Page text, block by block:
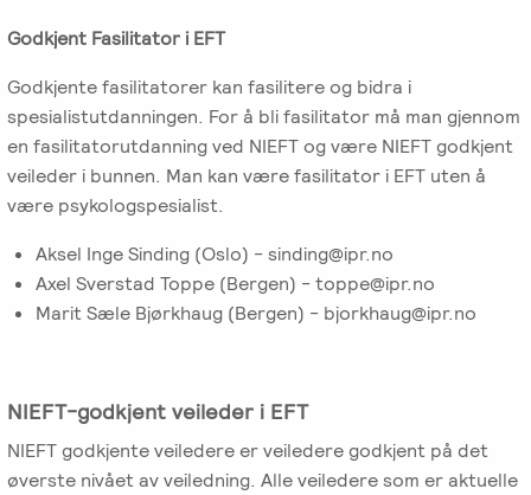
behandling
EFT
-
Spesialistutdanning
for
psykologer
og
leger
EFT
-
Videreutdanning
EFST
-
IPR
Innsikt
Jobb
ved
IPR
Videoer
om
følelser
Ofte
stilte
(EFT)
Sakkyndig
arbeid
Forskning
Veiledning
i
EFT
behandling
Adopsjonsrapport
Om
Institutt
for
Emosjonsfokusert
Terapi
(NIEFT)
Bli
medlem
terapeuter
Godkjent Fasilitator i EFT
Godkjente fasilitatorer kan fasilitere og bidra i
spesialistutdanningen. For å bli fasilitator må man gjennom
en fasilitatorutdanning ved NIEFT og være NIEFT godkjent
veileder i bunnen. Man kan være fasilitator i EFT uten å
være psykologspesialist.
Aksel Inge Sinding (Oslo) - sinding@ipr.no
Axel Sverstad Toppe (Bergen) - toppe@ipr.no
Marit Sæle Bjørkhaug (Bergen) - bjorkhaug@ipr.no
NIEFT-godkjent veileder i EFT
NIEFT godkjente veiledere er veiledere godkjent på det
øverste nivået av veiledning. Alle veiledere som er aktuelle